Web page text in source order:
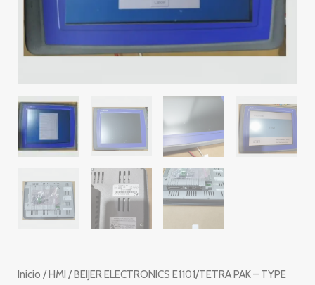
Inicio /HMI / BEIJER ELECTRONICS E1101/TETRA PAK – TYPE